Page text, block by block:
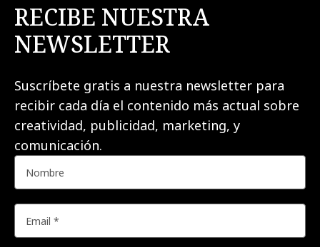
RECIBE NUESTRA
NEWSLETTER
Suscríbete gratis a nuestra newsletter para
recibir cada día el contenido más actual sobre
creatividad, publicidad, marketing, y
comunicación.